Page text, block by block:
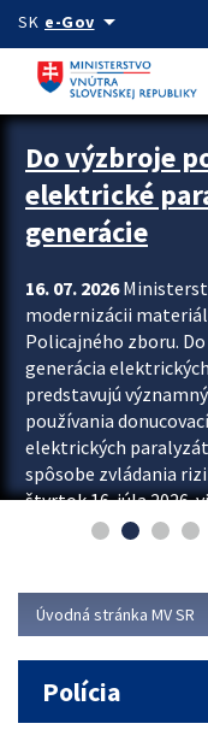
Preskocit na hlavný obsah
SK e-Govarrow_drop_down
Zastavit automatický posun
Do výzbroje
elektrické
generácie
16. 07. 2026
modernizácii
Policajného zboru.
generácia
predstavujú
používania
elektrických
spôsobe zvládania
štvrtok 16. júla 2026
Rastislav Polakovič a
Úvodná stránka MV SR
Polícia